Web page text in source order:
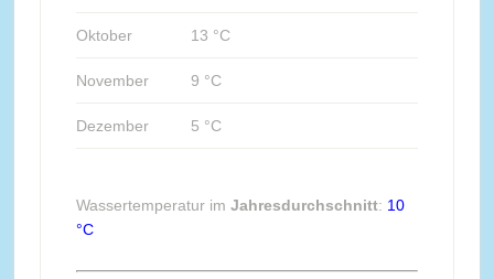
Oktober 13 °C
November 9 °C
Dezember 5 °C
Wassertemperatur im Jahresdurchschnitt: 10
°C